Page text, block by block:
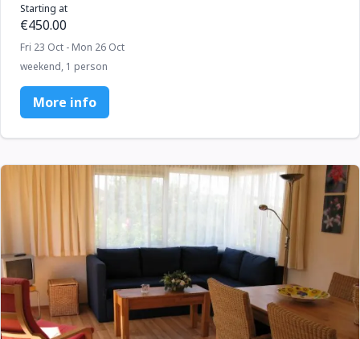
Starting at
€450.00
Fri 23 Oct - Mon 26 Oct
weekend, 1 person
More info